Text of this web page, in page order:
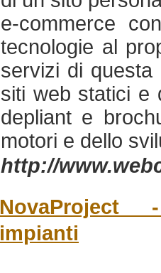
e-commerce
tecnologie al
servizi di questa
siti web statici e
depliant e
motori e dello
http://
impianti